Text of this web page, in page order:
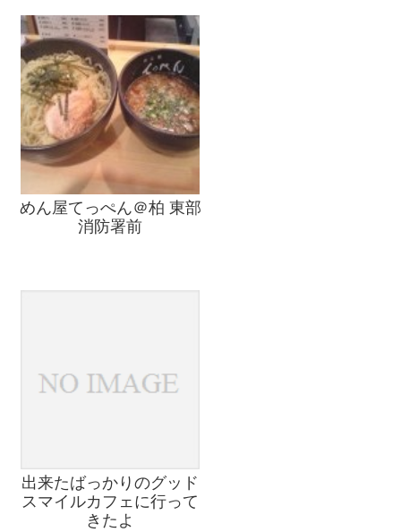
めん屋てっぺん＠柏 東部
消防署前
出来たばっかりのグッド
スマイルカフェに行って
きたよ